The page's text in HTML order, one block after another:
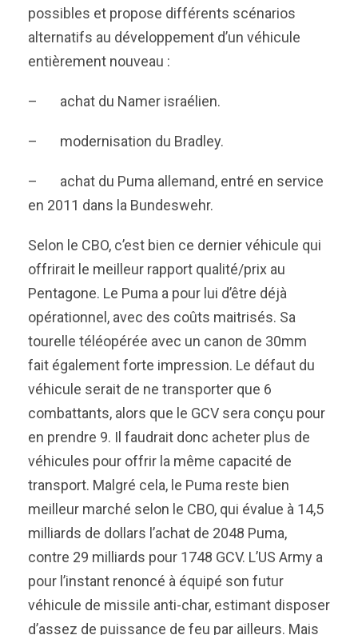
possibles et propose différents scénarios
alternatifs au développement d’un véhicule
entièrement nouveau :
– achat du Namer israélien.
– modernisation du Bradley.
– achat du Puma allemand, entré en service
en 2011 dans la Bundeswehr.
Selon le CBO, c’est bien ce dernier véhicule qui
offrirait le meilleur rapport qualité/prix au
Pentagone. Le Puma a pour lui d’être déjà
opérationnel, avec des coûts maitrisés. Sa
tourelle téléopérée avec un canon de 30mm
fait également forte impression. Le défaut du
véhicule serait de ne transporter que 6
combattants, alors que le GCV sera conçu pour
en prendre 9. Il faudrait donc acheter plus de
véhicules pour offrir la même capacité de
transport. Malgré cela, le Puma reste bien
meilleur marché selon le CBO, qui évalue à 14,5
milliards de dollars l’achat de 2048 Puma,
contre 29 milliards pour 1748 GCV. L’US Army a
pour l’instant renoncé à équipé son futur
véhicule de missile anti-char, estimant disposer
d’assez de puissance de feu par ailleurs. Mais